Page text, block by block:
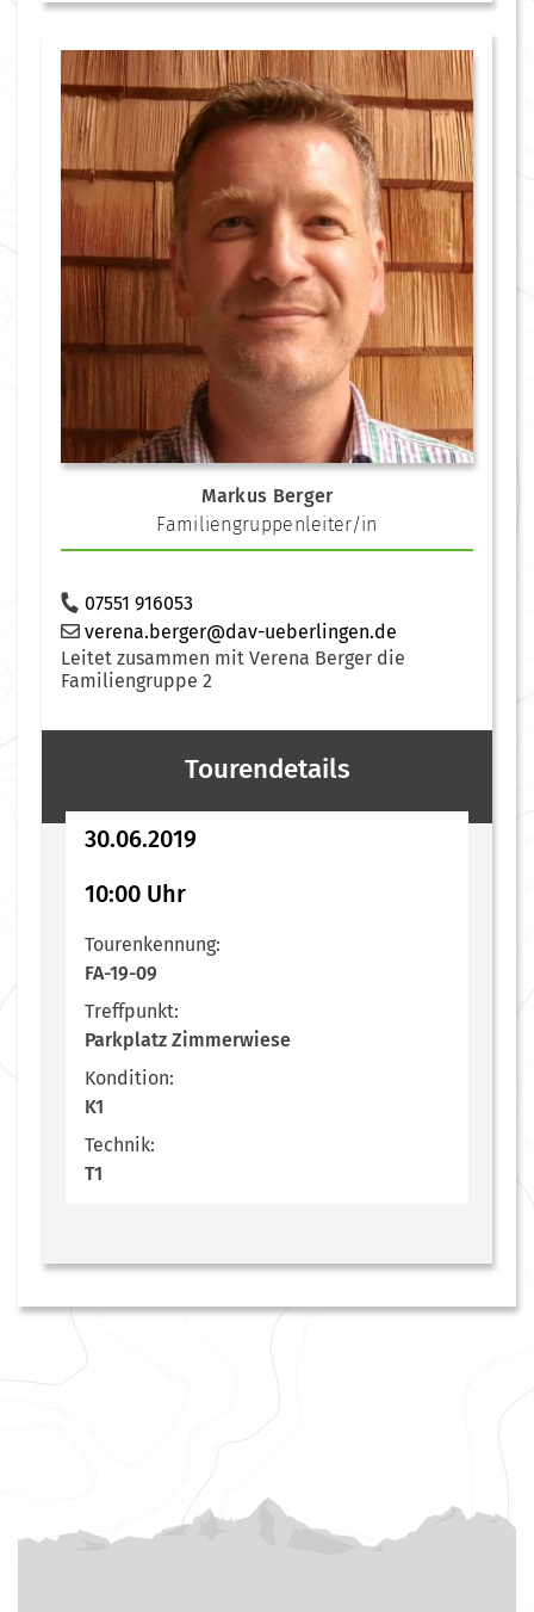
Markus Berger
Familiengruppenleiter/in
07551 916053
verena.berger@dav-ueberlingen.de
Leitet zusammen mit Verena Berger die
Familiengruppe 2
Tourendetails
30.06.2019
10:00 Uhr
Tourenkennung:
FA-19-09
Treffpunkt:
Parkplatz Zimmerwiese
Kondition:
K1
Technik:
T1